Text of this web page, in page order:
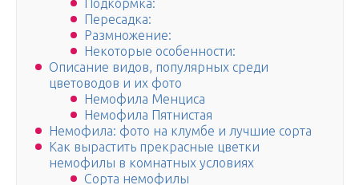
Подкормка:
Пересадка:
Размножение:
Некоторые особенности:
Описание видов, популярных среди
цветоводов и их фото
Немофила Менциса
Немофила Пятнистая
Немофила: фото на клумбе и лучшие сорта
Как вырастить прекрасные цветки
немофилы в комнатных условиях
Сорта немофилы